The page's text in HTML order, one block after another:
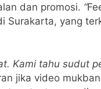
dan promosi. “
Surakarta, yang
Kami tahu sudut
jika video